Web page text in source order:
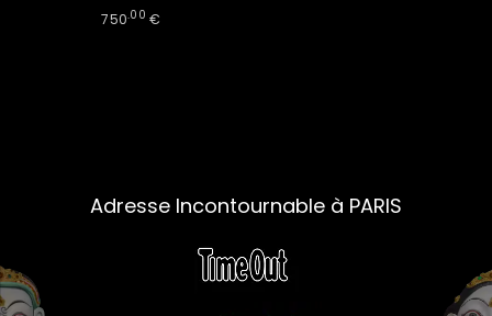
750.00 €
Adresse Incontournable à PARIS